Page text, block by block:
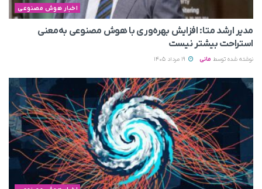
اخبار هوش مصنوعی
مدیر ارشد متا: افزایش بهره‌وری با هوش مصنوعی به‌معنی
استراحت بیشتر نیست
نوشته شده توسط مانی